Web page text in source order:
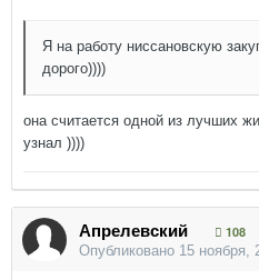
Я на работу ниссановскую
дорого))))
она считается одной из лучших
узнал ))))
Апрелевский
108
Опубликовано 15 ноября,